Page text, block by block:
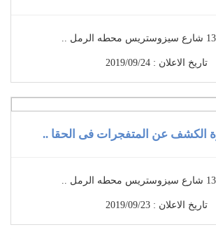
تاريخ الاعلان : 2019/09/24
الكشف عن المتفجرات فى الحقا ..
تاريخ الاعلان : 2019/09/23